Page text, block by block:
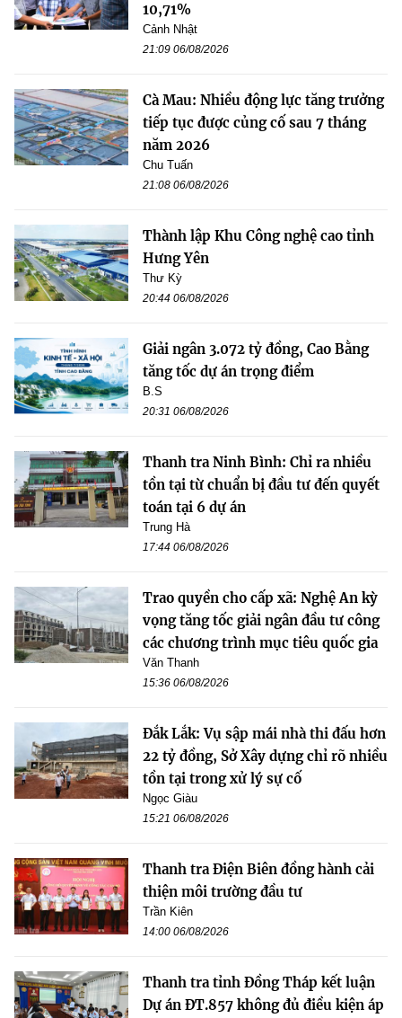
10,71%
Cảnh Nhật
21:09 06/08/2026
Cà Mau: Nhiều động lực tăng trưởng
tiếp tục được củng cố sau 7 tháng
năm 2026
Chu Tuấn
21:08 06/08/2026
Thành lập Khu Công nghệ cao tỉnh
Hưng Yên
Thư Kỳ
20:44 06/08/2026
Giải ngân 3.072 tỷ đồng, Cao Bằng
tăng tốc dự án trọng điểm
B.S
20:31 06/08/2026
Thanh tra Ninh Bình: Chỉ ra nhiều
tồn tại từ chuẩn bị đầu tư đến quyết
toán tại 6 dự án
Trung Hà
17:44 06/08/2026
Trao quyền cho cấp xã: Nghệ An kỳ
vọng tăng tốc giải ngân đầu tư công
các chương trình mục tiêu quốc gia
Văn Thanh
15:36 06/08/2026
Đắk Lắk: Vụ sập mái nhà thi đấu hơn
22 tỷ đồng, Sở Xây dựng chỉ rõ nhiều
tồn tại trong xử lý sự cố
Ngọc Giàu
15:21 06/08/2026
Thanh tra Điện Biên đồng hành cải
thiện môi trường đầu tư
Trần Kiên
14:00 06/08/2026
Thanh tra tỉnh Đồng Tháp kết luận
Dự án ĐT.857 không đủ điều kiện áp